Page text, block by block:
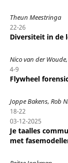
Theun Meestringa
22-26
Diversiteit in de
Nico van der
4-9
Flywheel
Joppe Bakens, Rob
18-22
03-12-2025
Je taalles
met